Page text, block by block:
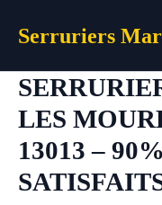
Serruriers
LES
13013 –